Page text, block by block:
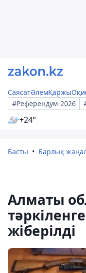
СаясатӘлемҚаржы
#Референдум-2026
+24°
Басты Барлық
Алматы
жіберілді